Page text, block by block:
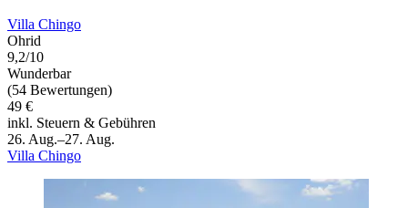
Villa Chingo
Ohrid
9,2/10
Wunderbar
(54 Bewertungen)
49 €
inkl. Steuern & Gebühren
26. Aug.–27. Aug.
Villa Chingo